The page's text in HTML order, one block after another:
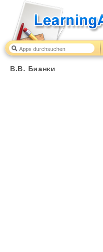
В.В. Бианки